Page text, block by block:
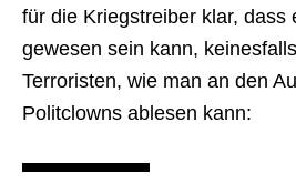
für die Kriegstreiber klar, dass
gewesen sein kann,
Terroristen, wie man an den
Politclowns ablesen kann: